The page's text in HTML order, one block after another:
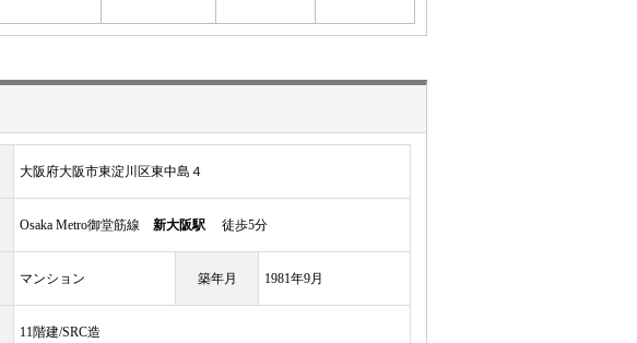
大阪府大阪市東淀川区東中島４
Osaka Metro御堂筋線 新大阪駅 徒歩5分
マンション 築年月 1981年9月
11階建/SRC造